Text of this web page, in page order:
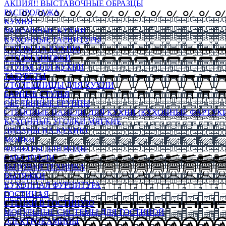
АКЦИЯ!! ВЫСТАВОЧНЫЕ ОБРАЗЦЫ
РАСПРОДАЖА
КУХНЯ
МОДУЛЬНЫЕ КУХНИ
КУХОННЫЕ ГАРНИТУРЫ
СТОЛЫ НА КУХНЮ
СТОЛЫ КНИЖКИ
СТУЛЬЯ ДЛЯ КУХНИ
ТАБУРЕТЫ
СТОЛЕШНИЦЫ ДЛЯ КУХНИ
БАРНЫЕ СТУЛЬЯ
ОБЕДЕННЫЕ ГРУППЫ
СТЕНОВЫЕ ПАНЕЛИ ДЛЯ КУХНИ (КУХОННЫЕ
КУХОННЫЕ УГОЛКИ МЯГКИЕ
ДИВАНЫ НА КУХНЮ
МОЙКИ
ФИЛЬТРЫ ДЛЯ ВОДЫ
СМЕСИТЕЛИ
БЫТОВАЯ ТЕХНИКА
ВЫТЯЖКИ
КУХОННАЯ ФУРНИТУРА
ГОСТИНАЯ
СТЕНКИ В ГОСТИНУЮ
МОДУЛЬНЫЕ СИСТЕМЫ ДЛЯ ГОСТИНОЙ
ЭЛЕКТРОКАМИНЫ